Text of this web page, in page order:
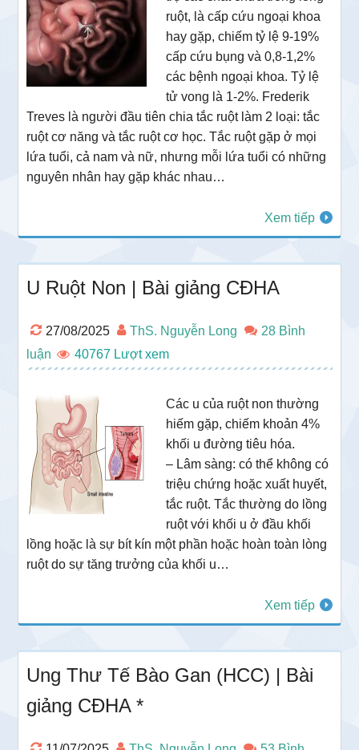
ruột, là cấp cứu ngoại khoa
hay gặp, chiếm tỷ lệ 9-19%
cấp cứu bụng và 0,8-1,2%
các bệnh ngoại khoa. Tỷ lệ
tử vong là 1-2%. Frederik
Treves là người đầu tiên chia tắc ruột làm 2 loại: tắc
ruột cơ năng và tắc ruột cơ học. Tắc ruột gặp ở mọi
lứa tuổi, cả nam và nữ, nhưng mỗi lứa tuổi có những
nguyên nhân hay gặp khác nhau…
Xem tiếp
U Ruột Non | Bài giảng CĐHA
27/08/2025 ThS. Nguyễn Long
28 Bình
luận
40767
Các u của ruột non thường
hiếm gặp, chiếm khoản 4%
khối u đường tiêu hóa.
– Lâm sàng: có thể không có
triệu chứng hoặc xuất huyết,
tắc ruột. Tắc thường do lồng
ruột với khối u ở đầu khối
lồng hoặc là sự bít kín một phần hoặc hoàn toàn lòng
ruột do sự tăng trưởng của khối u…
Xem tiếp
Ung Thư Tế Bào Gan (HCC) | Bài
giảng CĐHA *